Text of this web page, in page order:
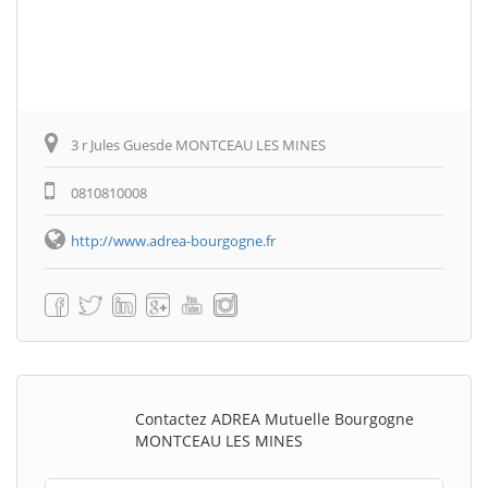
3 r Jules Guesde MONTCEAU LES MINES
0810810008
http://www.adrea-bourgogne.fr
Contactez ADREA Mutuelle Bourgogne
MONTCEAU LES MINES